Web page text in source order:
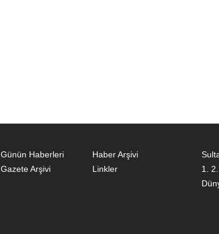
Günün Haberleri
Haber Arşivi
Gazete Arşivi
Linkler
1.